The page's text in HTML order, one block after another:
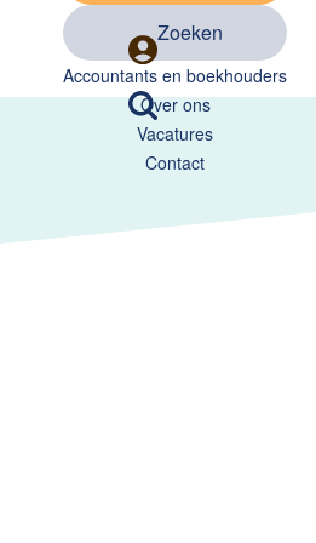
Accountants en boekhouders
Over ons
Vacatures
Contact
Zoeken